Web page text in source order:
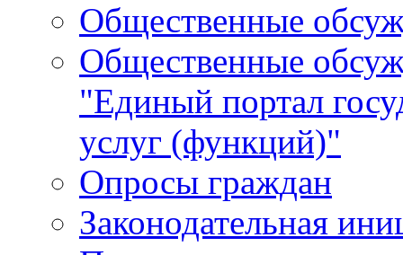
Общественные
Общественные
"Единый портал
услуг (функций)"
Опросы граждан
Законодательная